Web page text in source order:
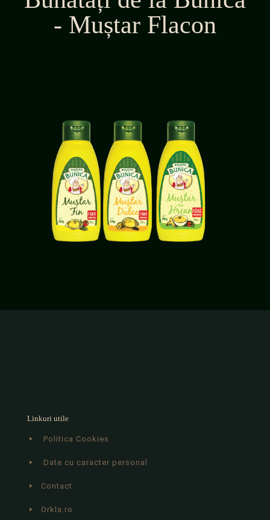
- Muștar Flacon
Linkuri utile
Politica Cookies
Date cu caracter personal
Contact
Orkla.ro